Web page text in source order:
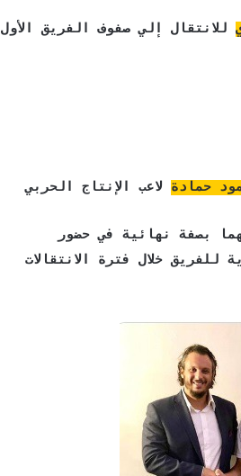
للانتقال إلي صفوف الفريق الأول
حمادة لاعب الإنتاج الحربي
بصفة نهائية في حضور
خلال فترة الانتقالات